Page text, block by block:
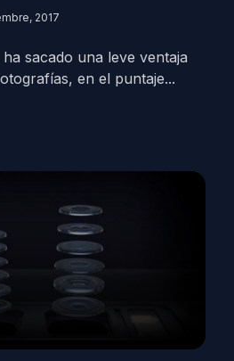
2017
sacado una leve ventaja
en el puntaje...